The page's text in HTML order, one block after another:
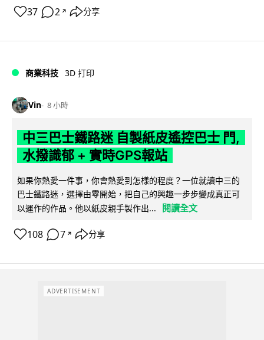
37 2 ↗ 分享
商業科技 3D 打印
Vin 8 小時
中三巴士鐵路迷 自製紙皮遙控巴士 門,
水撥識郁 + 實時GPS報站
如果你熱愛一件事，你會熱愛到怎樣的程度？一位就讀中三的
巴士鐵路迷，選擇由零開始，把自己的興趣一步步變成真正可
以運作的作品。他以紙皮親手製作出...
閱讀全文
108 7 ↗ 分享
ADVERTISEMENT